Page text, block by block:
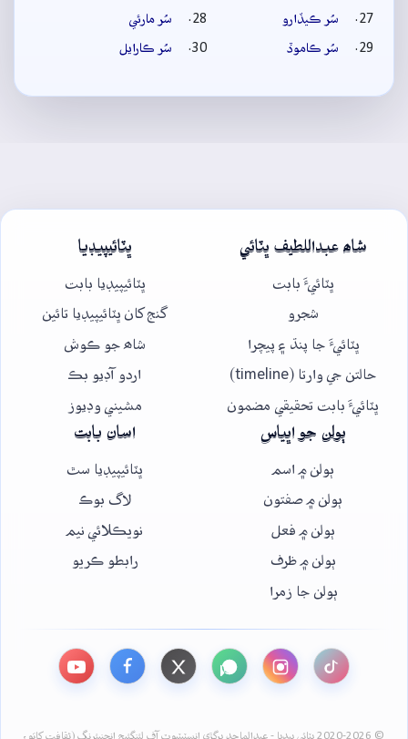
سُر ڪيڏارو
سُر مارئي
سُر ڪاموڏ
سُر ڪارايل
شاھ عبداللطيف ڀٽائي
ڀٽائيءَ بابت
شجرو
ڀٽائيءَ جا پنڌ ۽ پيچرا
حالتن جي وارتا (timeline)
ڀٽائيءَ بابت تحقيقي مضمون
ڀٽائيپيڊيا
ڀٽائيپيڊيا بابت
گنج کان ڀٽائيپيڊيا تائين
شاھ جو ڪوش
اردو آڊيو بڪ
مشيني وڊيوز
ٻولن جو اڀياس
ٻولن ۾ اسم
ٻولن ۾ صفتون
ٻولن ۾ فعل
ٻولن ۾ ظرف
ٻولن جا زمرا
اسان بابت
ڀٽائيپيڊيا سٿ
لاگ بوڪ
نويڪلائي نيم
رابطو ڪريو
© 2020-2026 ڀٽائي پيڊيا - عبدالماجد ڀرڳڙي انسٽيٽيوٽ آف لئنگئيج انجنيئرنگ (ثقافت کاتو،